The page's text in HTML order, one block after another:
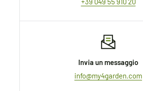
Invia un messaggio
info@my4garden.com